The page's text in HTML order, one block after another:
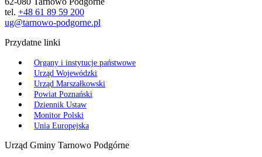
tel. +48 61 89 59 200
ug@tarnowo-podgorne.pl
Przydatne linki
Organy i instytucje państwowe
Urząd Wojewódzki
Urząd Marszałkowski
Powiat Poznański
Dziennik Ustaw
Monitor Polski
Unia Europejska
Urząd Gminy Tarnowo Podgórne